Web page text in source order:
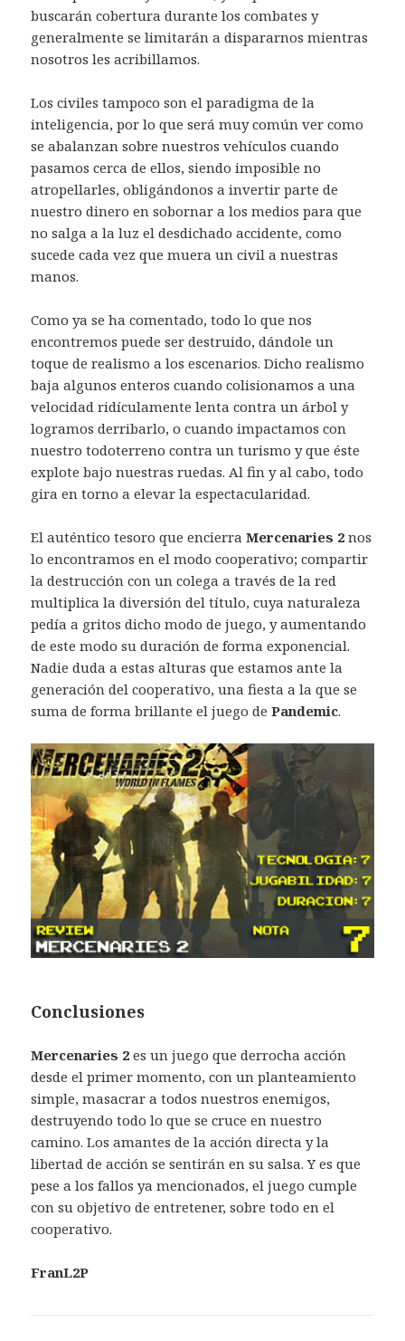
buscarán cobertura durante los combates y
generalmente se limitarán a dispararnos mientras
nosotros les acribillamos.
Los civiles tampoco son el paradigma de la
inteligencia, por lo que será muy común ver como
se abalanzan sobre nuestros vehículos cuando
pasamos cerca de ellos, siendo imposible no
atropellarles, obligándonos a invertir parte de
nuestro dinero en sobornar a los medios para que
no salga a la luz el desdichado accidente, como
sucede cada vez que muera un civil a nuestras
manos.
Como ya se ha comentado, todo lo que nos
encontremos puede ser destruido, dándole un
toque de realismo a los escenarios. Dicho realismo
baja algunos enteros cuando colisionamos a una
velocidad ridículamente lenta contra un árbol y
logramos derribarlo, o cuando impactamos con
nuestro todoterreno contra un turismo y que éste
explote bajo nuestras ruedas. Al fin y al cabo, todo
gira en torno a elevar la espectacularidad.
El auténtico tesoro que encierraMercenaries 2 nos
lo encontramos en el modo cooperativo; compartir
la destrucción con un colega a través de la red
multiplica la diversión del título, cuya naturaleza
pedía a gritos dicho modo de juego, y aumentando
de este modo su duración de forma exponencial.
Nadie duda a estas alturas que estamos ante la
generación del cooperativo, una fiesta a la que se
suma de forma brillante el juego dePandemic.
Conclusiones
Mercenaries 2 es un juego que derrocha acción
desde el primer momento, con un planteamiento
simple, masacrar a todos nuestros enemigos,
destruyendo todo lo que se cruce en nuestro
camino. Los amantes de la acción directa y la
libertad de acción se sentirán en su salsa. Y es que
pese a los fallos ya mencionados, el juego cumple
con su objetivo de entretener, sobre todo en el
cooperativo.
FranL2P